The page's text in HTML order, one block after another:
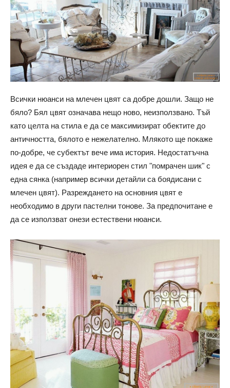
Всички нюанси на млечен цвят са добре дошли. Защо не
бяло? Бял цвят означава нещо ново, неизползвано. Тъй
като целта на стила е да се максимизират обектите до
античността, бялото е нежелателно. Млякото ще покаже
по-добре, че субектът вече има история. Недостатъчна
идея е да се създаде интериорен стил "помрачен шик" с
една сянка (например всички детайли са боядисани с
млечен цвят). Разреждането на основния цвят е
необходимо в други пастелни тонове. За предпочитане е
да се използват онези естествени нюанси.